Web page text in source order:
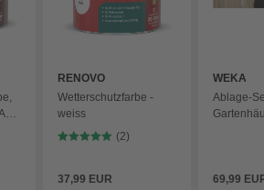
RENOVO
Wetterschutzfarbe -
weiss
(2)
37,99 EUR
WEKA
Ablage-
69,99